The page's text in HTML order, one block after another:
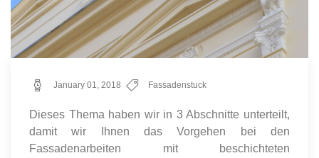
January 01, 2018 Fassadenstuck
Dieses Thema haben wir in 3 Abschnitte unterteilt,
damit wir Ihnen das Vorgehen bei den
Fassadenarbeiten mit beschichteten